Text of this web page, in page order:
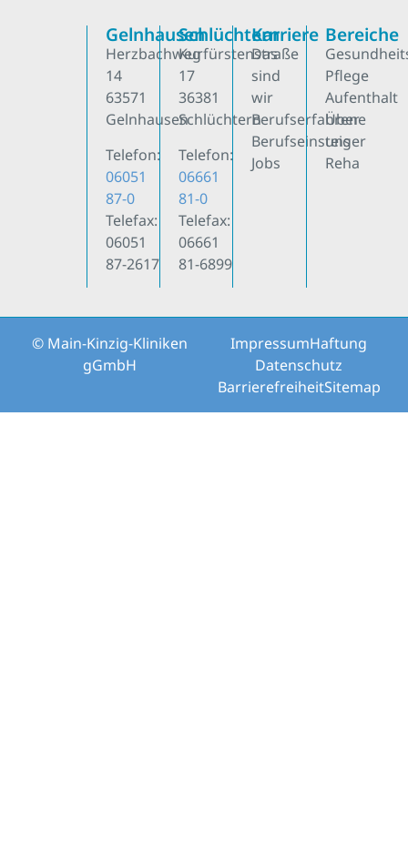
Gelnhausen
Herzbachweg
14
63571
Gelnhausen
Telefon:
06051
87-0
Telefax:
06051
87-2617
Schlüchtern
Kurfürstenstraße
17
36381
Schlüchtern
Telefon:
06661
81-0
Telefax:
06661
81-6899
Karriere
Das
sind
wir
Berufserfahrene
Berufseinsteiger
Jobs
Bereiche
Pflege
Aufenthalt
Über
uns
Reha
© Main-Kinzig-Kliniken
gGmbH
ImpressumHaftung
Datenschutz
BarrierefreiheitSitemap